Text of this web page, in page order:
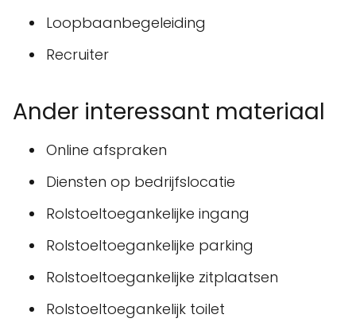
Loopbaanbegeleiding
Recruiter
Ander interessant materiaal
Online afspraken
Diensten op bedrijfslocatie
Rolstoeltoegankelijke ingang
Rolstoeltoegankelijke parking
Rolstoeltoegankelijke zitplaatsen
Rolstoeltoegankelijk toilet